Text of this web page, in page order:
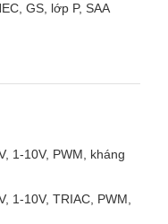
GS, lớp P, SAA
1-10V, PWM, kháng
1-10V, TRIAC, PWM,